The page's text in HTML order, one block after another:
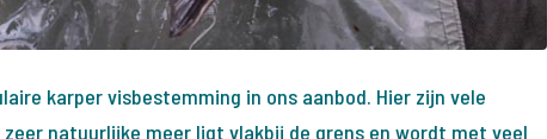
karper visbestemming in ons aanbod. Hier zijn vele
natuurlijke meer ligt vlakbij de grens en wordt met veel